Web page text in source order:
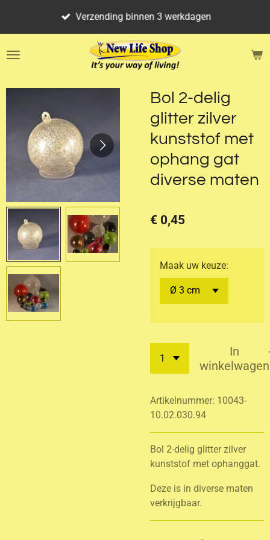
de
Verzending binnen 3 werkdagen
Bol 2-delig
glitter zilver
kunststof met
ophang gat
diverse maten
€ 0,45
Maak uw keuze:
In
winkelwagen
Artikelnummer: 10043-
10.02.030.94
Bol 2-delig glitter zilver
kunststof met ophanggat.
Deze is in diverse maten
verkrijgbaar.